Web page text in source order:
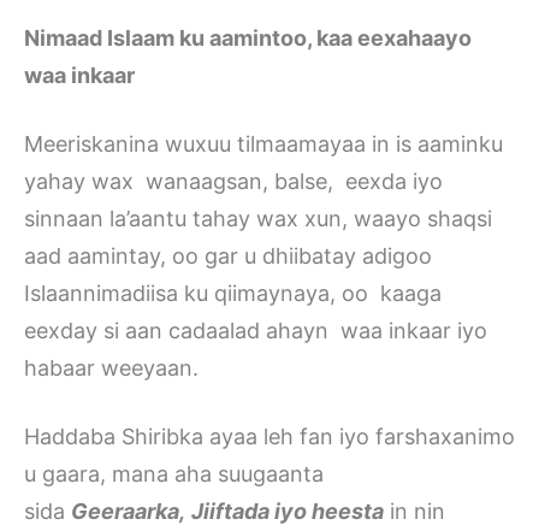
Nimaad Islaam ku aamintoo, kaa eexahaayo
waa inkaar
Meeriskanina wuxuu tilmaamayaa in is aaminku
yahay wax wanaagsan, balse, eexda iyo
sinnaan la’aantu tahay wax xun, waayo shaqsi
aad aamintay, oo gar u dhiibatay adigoo
Islaannimadiisa ku qiimaynaya, oo kaaga
eexday si aan cadaalad ahayn waa inkaar iyo
habaar weeyaan.
Haddaba Shiribka ayaa leh fan iyo farshaxanimo
u gaara, mana aha suugaanta
sida Geeraarka, Jiiftada iyo heesta in nin